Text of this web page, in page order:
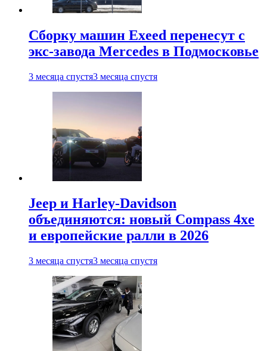
Сборку машин Exeed перенесут с
экс-завода Mercedes в Подмосковье
3 месяца спустя3 месяца спустя
Jeep и Harley-Davidson
объединяются: новый Compass 4xe
и европейские ралли в 2026
3 месяца спустя3 месяца спустя